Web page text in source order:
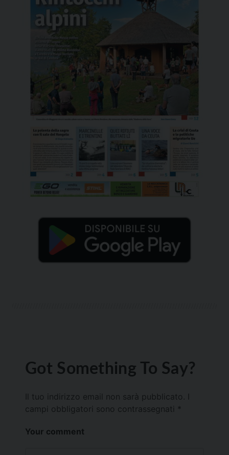
Got Something To Say?
Il tuo indirizzo email non sarà pubblicato.
campi obbligatori sono contrassegnati *
Your comment